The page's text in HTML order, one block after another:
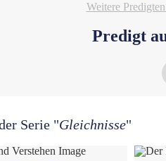
Weitere
Predigt
Serie "Gleichnisse"